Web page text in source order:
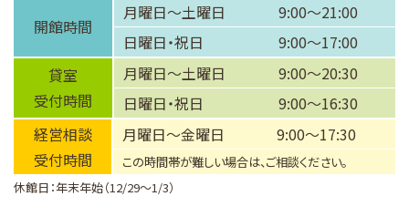
開館時間
月曜日～土曜日
9:00～21:00
日曜日・祝日
9:00～17:00
貸室
受付時間
月曜日～土曜日
9:00～20:30
日曜日・祝日
9:00～16:30
経営相談
受付時間
月曜日～金曜日 9:00～17:30
この時間帯が難しい場合は、ご相談ください。
休館日：年末年始（12/29～1/3）